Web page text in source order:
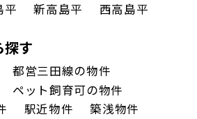
平 新高島平 西高島平
探す
都営三田線の物件
ペット飼育可の物件
駅近物件 築浅物件